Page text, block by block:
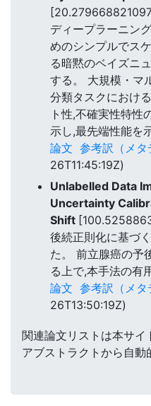
ディープラーニン
めのシンプルでス
る暗黙のベイズニ
する。 大規模・マ
分類タスクにおけ
ト性,不確実性特性
示し,最先端性能を
論文 参考訳（メタ
26T11:45:19Z)
Unlabelled Data
Uncertainty
Shift
後続正則化に基づ
た。 前立腺癌の予
る上で,本手法の有
論文 参考訳（メタ
26T13:50:19Z)
関連論文リストは本サイ
アブストラクトから自動